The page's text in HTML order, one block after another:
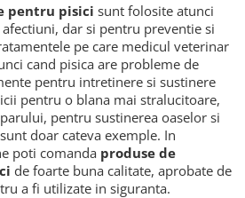
pentru pisici sunt folosite atunci
dar si pentru preventie si
pe care medicul veterinar
cand pisica are probleme de
pentru intretinere si sustinere
pentru o blana mai stralucitoare,
pentru sustinerea oaselor si
doar cateva exemple. In
poti comanda produse de
de foarte buna calitate, aprobate de
a fi utilizate in siguranta.